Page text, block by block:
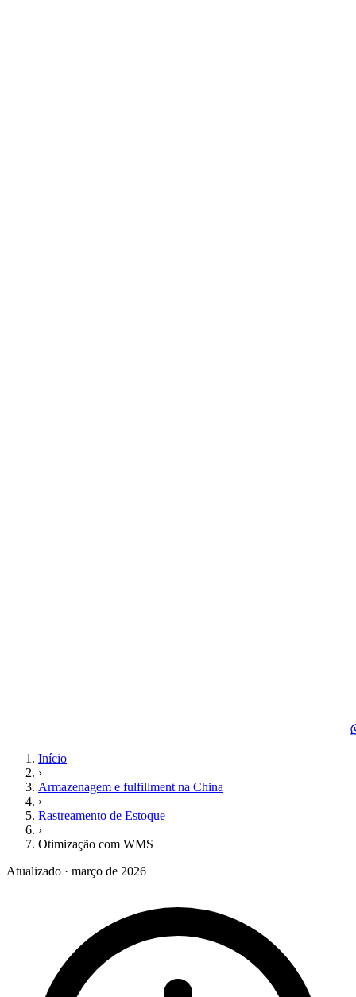
Início
›
Armazenagem e fulfillment na China
›
Rastreamento de Estoque
›
Otimização com WMS
Atualizado · março de 2026